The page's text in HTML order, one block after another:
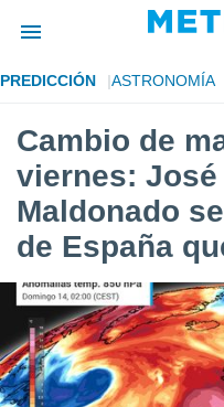
de
por
para
la
que se
calidad.
a este
las
y
forma
PREDICCIÓN ASTRONOMÍA
Cambio de
viernes:
Maldonado
de España